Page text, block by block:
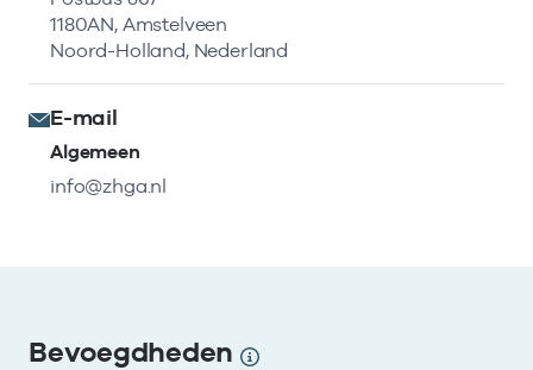
1180AN, Amstelveen
Noord-Holland, Nederland
E-mail
Algemeen
info@zhga.nl
Bevoegdheden